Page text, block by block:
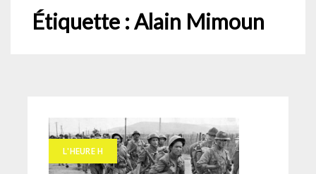
Étiquette :Alain Mimoun
L'HEURE H